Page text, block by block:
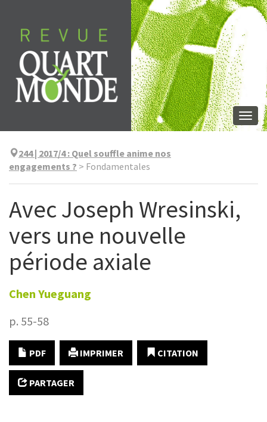
contenu
244 | 2017/4: Quel souffle anime nos
engagements ? > Fondamentales
Avec Joseph Wresinski,
vers une nouvelle
période axiale
Chen Yueguang
p. 55-58
PDF IMPRIMER CITATION
PARTAGER